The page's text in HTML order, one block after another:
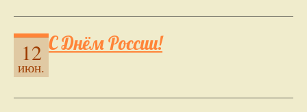
12
июн.
С Днём России!